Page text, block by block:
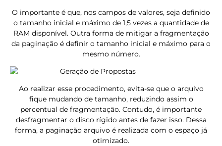
O importante é que, nos campos de valores, seja definido
o tamanho inicial e máximo de 1,5 vezes a quantidade de
RAM disponível. Outra forma de mitigar a fragmentação
da paginação é definir o tamanho inicial e máximo para o
mesmo número.
Ao realizar esse procedimento, evita-se que o arquivo
fique mudando de tamanho, reduzindo assim o
percentual de fragmentação. Contudo, é importante
desfragmentar o disco rígido antes de fazer isso. Dessa
forma, a paginação arquivo é realizada com o espaço já
otimizado.